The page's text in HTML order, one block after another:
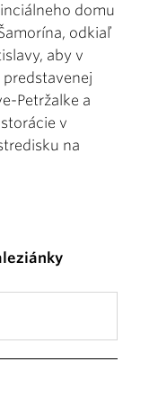
domu
odkiaľ
aby v
Petržalke a
v
na